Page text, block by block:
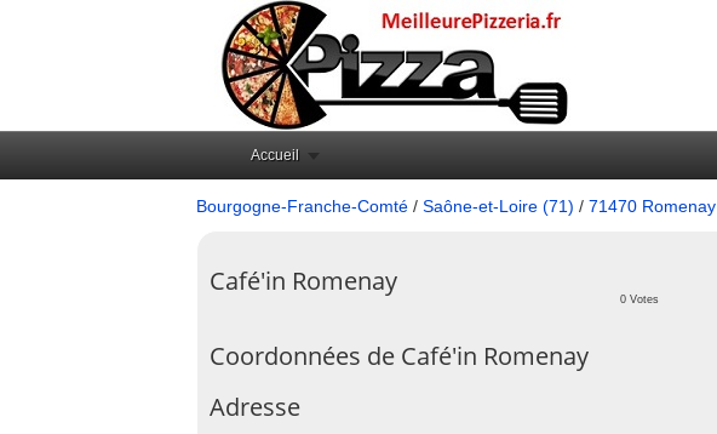
Accueil
Bourgogne-Franche-Comté / Saône-et-Loire (71) / 71470 Romenay
Café'in Romenay
0 Votes
Coordonnées de Café'in Romenay
Adresse